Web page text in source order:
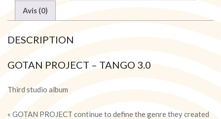
Avis (0)
DESCRIPTION
GOTAN PROJECT – TANGO 3.0
Third studio album
« GOTAN PROJECT continue to define the genre they created